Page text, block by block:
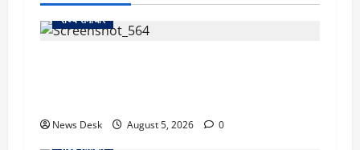
राज्य समाचार
News Desk August 5, 2026
0